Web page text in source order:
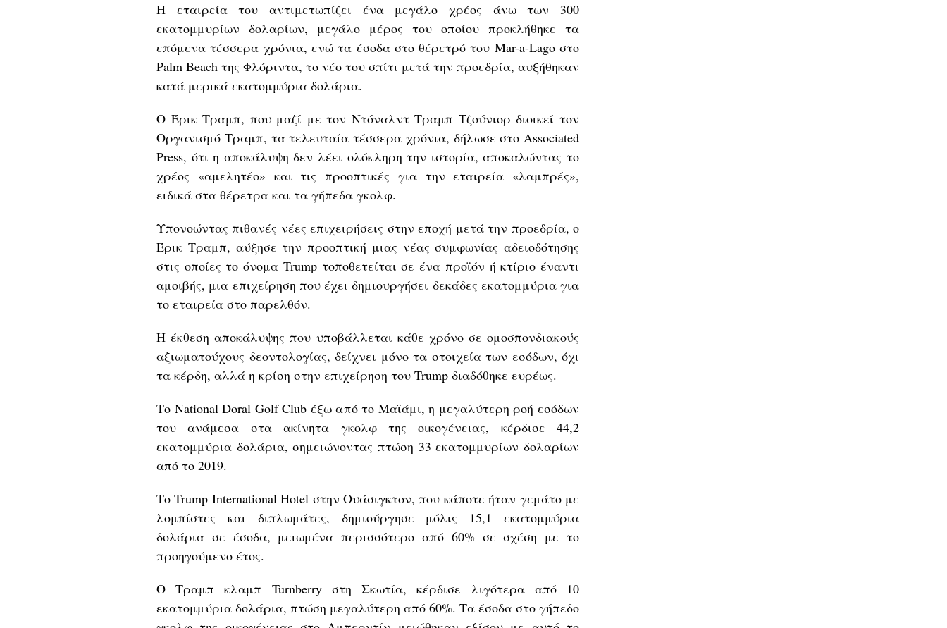
Η εταιρεία του αντιμετωπίζει ένα μεγάλο χρέος άνω των 300
εκατομμυρίων δολαρίων, μεγάλο μέρος του οποίου προκλήθηκε τα
επόμενα τέσσερα χρόνια, ενώ τα έσοδα στο θέρετρό του Mar-a-Lago στο
Palm Beach της Φλόριντα, το νέο του σπίτι μετά την προεδρία, αυξήθηκαν
κατά μερικά εκατομμύρια δολάρια.
Ο Έρικ Τραμπ, που μαζί με τον Ντόναλντ Τραμπ Τζούνιορ διοικεί τον
Οργανισμό Τραμπ, τα τελευταία τέσσερα χρόνια, δήλωσε στο Associated
Press, ότι η αποκάλυψη δεν λέει ολόκληρη την ιστορία, αποκαλώντας το
χρέος «αμελητέο» και τις προοπτικές για την εταιρεία «λαμπρές»,
ειδικά στα θέρετρα και τα γήπεδα γκολφ.
Υπονοώντας πιθανές νέες επιχειρήσεις στην εποχή μετά την προεδρία, ο
Έρικ Τραμπ, αύξησε την προοπτική μιας νέας συμφωνίας αδειοδότησης
στις οποίες το όνομα Trump τοποθετείται σε ένα προϊόν ή κτίριο έναντι
αμοιβής, μια επιχείρηση που έχει δημιουργήσει δεκάδες εκατομμύρια για
το εταιρεία στο παρελθόν.
Η έκθεση αποκάλυψης που υποβάλλεται κάθε χρόνο σε ομοσπονδιακούς
αξιωματούχους δεοντολογίας, δείχνει μόνο τα στοιχεία των εσόδων, όχι
τα κέρδη, αλλά η κρίση στην επιχείρηση του Trump διαδόθηκε ευρέως.
Το National Doral Golf Club έξω από το Μαϊάμι, η μεγαλύτερη ροή εσόδων
του ανάμεσα στα ακίνητα γκολφ της οικογένειας, κέρδισε 44,2
εκατομμύρια δολάρια, σημειώνοντας πτώση 33 εκατομμυρίων δολαρίων
από το 2019.
Το Trump International Hotel στην Ουάσιγκτον, που κάποτε ήταν γεμάτο με
λομπίστες και διπλωμάτες, δημιούργησε μόλις 15,1 εκατομμύρια
δολάρια σε έσοδα, μειωμένα περισσότερο από 60% σε σχέση με το
προηγούμενο έτος.
Ο Τραμπ κλαμπ Turnberry στη Σκωτία, κέρδισε λιγότερα από 10
εκατομμύρια δολάρια, πτώση μεγαλύτερη από 60%. Τα έσοδα στο γήπεδο